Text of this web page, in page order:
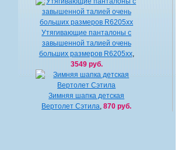
Утягивающие панталоны с
завышенной талией очень
больших размеров R6205xx,
3549 руб.
Зимняя шапка детская
Вертолет Сэтила ,870 руб.